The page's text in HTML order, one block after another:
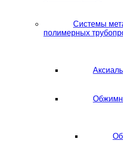
Системы
полимерных